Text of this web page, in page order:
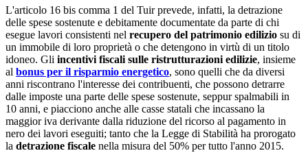
L'articolo 16 bis comma 1 del Tuir prevede, infatti, la detrazione
delle spese sostenute e debitamente documentate da parte di chi
esegue lavori consistenti nel recupero del patrimonio edilizio su di
un immobile di loro proprietà o che detengono in virtù di un titolo
idoneo. Gli incentivi fiscali sulle ristrutturazioni edilizie, insieme
al bonus per il risparmio energetico, sono quelli che da diversi
anni riscontrano l'interesse dei contribuenti, che possono detrarre
dalle imposte una parte delle spese sostenute, seppur spalmabili in
10 anni, e piacciono anche alle casse statali che incassano la
maggior iva derivante dalla riduzione del ricorso al pagamento in
nero dei lavori eseguiti; tanto che la Legge di Stabilità ha prorogato
la detrazione fiscale nella misura del 50% per tutto l'anno 2015.